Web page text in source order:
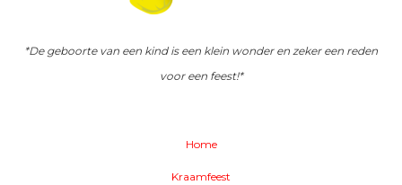
*De geboorte van een kind is een klein wonder en zeker een reden
voor een feest!*
Home
Kraamfeest